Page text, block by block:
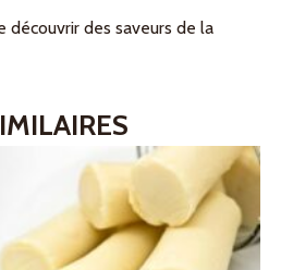
découvrir des saveurs de la